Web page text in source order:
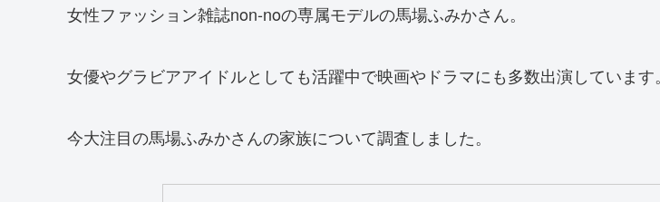
女性ファッション雑誌non-noの専属モデルの馬場ふみかさん。
女優やグラビアアイドルとしても活躍中で映画やドラマにも多数出演しています。
今大注目の馬場ふみかさんの家族について調査しました。